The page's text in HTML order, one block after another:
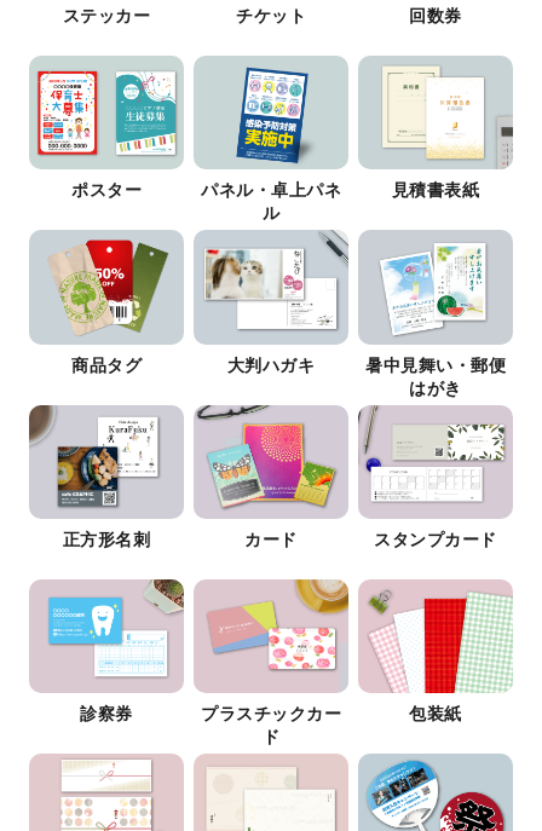
ステッカー チケット 回数券
ポスター
パネル・卓上パネ
ル
見積書表紙
商品タグ 大判ハガキ
暑中見舞い・郵便
はがき
正方形名刺 カード スタンプカード
診察券
プラスチックカー
ド
包装紙